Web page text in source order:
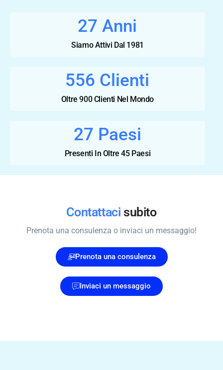
35 Anni
Siamo Attivi Dal 1981
710 Clienti
Oltre 900 Clienti Nel Mondo
35 Paesi
Presenti In Oltre 45 Paesi
Contattaci subito
Prenota una consulenza o inviaci un messaggio!
Prenota una consulenza
Inviaci un messaggio